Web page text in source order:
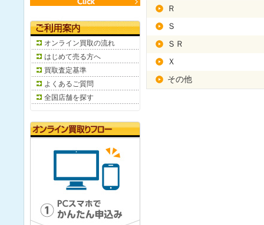
Ｒ
Ｓ
ＳＲ
Ｘ
その他
オンライン買取の流れ
はじめて売る方へ
買取査定基準
よくあるご質問
全国店舗を探す